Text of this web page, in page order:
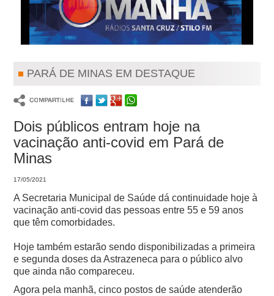
PARÁ DE MINAS EM DESTAQUE
Dois públicos entram hoje na
vacinação anti-covid em Pará de
Minas
17/05/2021
A Secretaria Municipal de Saúde dá continuidade hoje à
vacinação anti-covid das pessoas entre 55 e 59 anos
que têm comorbidades.
Hoje também estarão sendo disponibilizadas a primeira
e segunda doses da Astrazeneca para o público alvo
que ainda não compareceu.
Agora pela manhã, cinco postos de saúde atenderão